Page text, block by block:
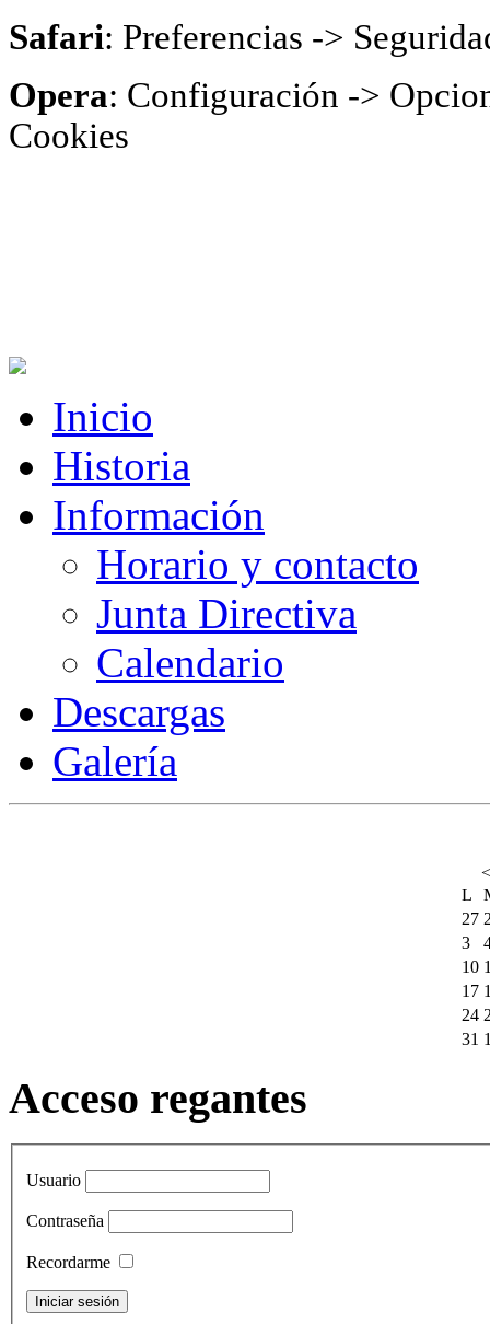
Safari: Preferencias ->
Opera: Configuración ->
Cookies
Inicio
Historia
Información
Horario y contacto
Junta Directiva
Calendario
Descargas
Galería
<
L
27
3
10
17
24
31
Acceso regantes
Usuario
Contraseña
Recordarme